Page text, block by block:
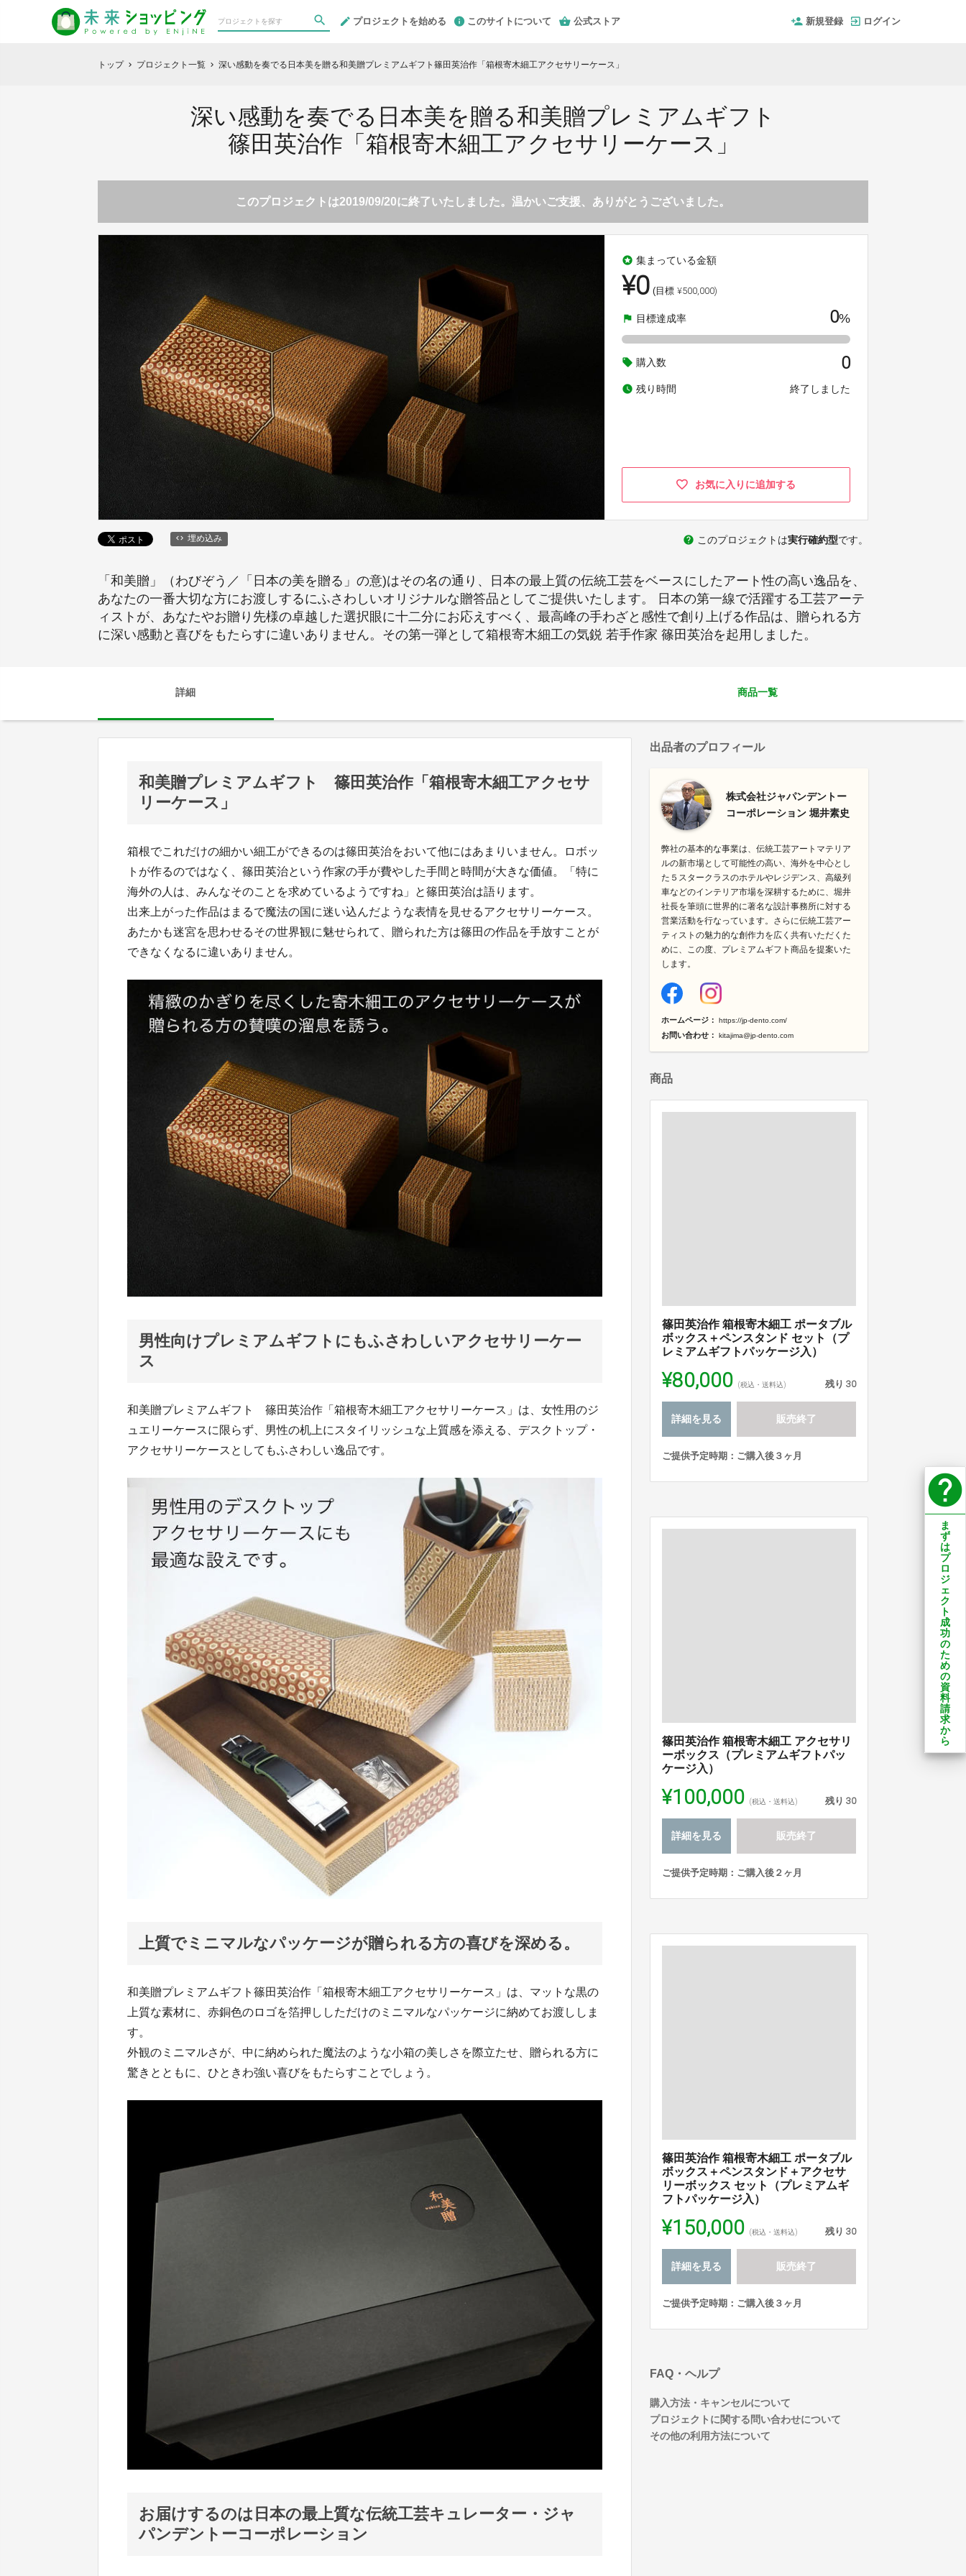
プロジェクトを始める このサイトについて 公式ストア 新規登録 ログイン
トップ chevron_right プロジェクト一覧 chevron_right 深い感動を奏でる日本美を贈る和美贈プレミアムギフト篠田英治作「箱根寄木細工アクセサリーケース」
深い感動を奏でる日本美を贈る和美贈プレミアムギフト
篠田英治作「箱根寄木細工アクセサリーケース」
このプロジェクトは2019/09/20に終了いたしました。温かいご支援、ありがとうございました。
stars 集まっている金額
¥0 (目標 ¥500,000)
flag 目標達成率 0%
local_offer 購入数 0
watch_later 残り時間 終了しました
お気に入りに追加する
埋め込み help このプロジェクトは実行確約型です。
「和美贈」（わびぞう／「日本の美を贈る」の意)はその名の通り、日本の最上質の伝統工芸をベースにしたアート性の高い逸品を、
あなたの一番大切な方にお渡しするにふさわしいオリジナルな贈答品としてご提供いたします。 日本の第一線で活躍する工芸アーテ
ィストが、あなたやお贈り先様の卓越した選択眼に十二分にお応えすべく、最高峰の手わざと感性で創り上げる作品は、贈られる方
に深い感動と喜びをもたらすに違いありません。その第一弾として箱根寄木細工の気鋭 若手作家 篠田英治を起用しました。
詳細 商品一覧
和美贈プレミアムギフト 篠田英治作「箱根寄木細工アクセサ
リーケース」
箱根でこれだけの細かい細工ができるのは篠田英治をおいて他にはあまりいません。ロボッ
トが作るのではなく、篠田英治という作家の手が費やした手間と時間が大きな価値。「特に
海外の人は、みんなそのことを求めているようですね」と篠田英治は語ります。
出来上がった作品はまるで魔法の国に迷い込んだような表情を見せるアクセサリーケース。
あたかも迷宮を思わせるその世界観に魅せられて、贈られた方は篠田の作品を手放すことが
できなくなるに違いありません。
男性向けプレミアムギフトにもふさわしいアクセサリーケー
ス
和美贈プレミアムギフト 篠田英治作「箱根寄木細工アクセサリーケース」は、女性用のジ
ュエリーケースに限らず、男性の机上にスタイリッシュな上質感を添える、デスクトップ・
アクセサリーケースとしてもふさわしい逸品です。
上質でミニマルなパッケージが贈られる方の喜びを深める。
和美贈プレミアムギフト篠田英治作「箱根寄木細工アクセサリーケース」は、マットな黒の
上質な素材に、赤銅色のロゴを箔押ししただけのミニマルなパッケージに納めてお渡ししま
す。
外観のミニマルさが、中に納められた魔法のような小箱の美しさを際立たせ、贈られる方に
驚きとともに、ひときわ強い喜びをもたらすことでしょう。
お届けするのは日本の最上質な伝統工芸キュレーター・ジャ
パンデントーコーポレーション
出品者のプロフィール
株式会社ジャパンデントー
コーポレーション 堀井素史
弊社の基本的な事業は、伝統工芸アートマテリア
ルの新市場として可能性の高い、海外を中心とし
た５スタークラスのホテルやレジデンス、高級列
車などのインテリア市場を深耕するために、堀井
社長を筆頭に世界的に著名な設計事務所に対する
営業活動を行なっています。さらに伝統工芸アー
ティストの魅力的な創作力を広く共有いただくた
めに、この度、プレミアムギフト商品を提案いた
します。
ホームページ： https://jp-dento.com/
お問い合わせ： kitajima@jp-dento.com
商品
篠田英治作 箱根寄木細工 ポータブル
ボックス＋ペンスタンド セット（プ
レミアムギフトパッケージ入）
¥80,000 (税込・送料込) 残り 30
詳細を見る 販売終了
ご提供予定時期：ご購入後３ヶ月
篠田英治作 箱根寄木細工 アクセサリ
ーボックス（プレミアムギフトパッ
ケージ入）
¥100,000 (税込・送料込) 残り 30
詳細を見る 販売終了
ご提供予定時期：ご購入後２ヶ月
篠田英治作 箱根寄木細工 ポータブル
ボックス＋ペンスタンド＋アクセサ
リーボックス セット（プレミアムギ
フトパッケージ入）
¥150,000 (税込・送料込) 残り 30
詳細を見る 販売終了
ご提供予定時期：ご購入後３ヶ月
FAQ・ヘルプ
購入方法・キャンセルについて
プロジェクトに関する問い合わせについて
その他の利用方法について
help
ま
ず
は
プ
ロ
ジ
ェ
ク
ト
成
功
の
た
め
の
資
料
請
求
か
ら